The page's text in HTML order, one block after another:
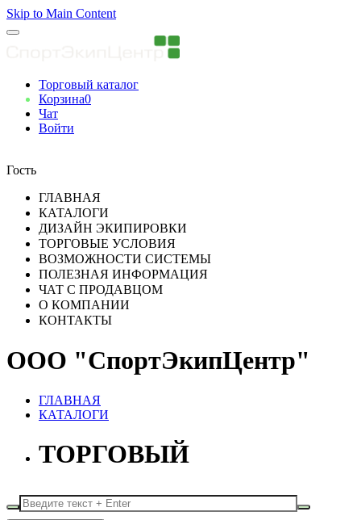
Skip to Main Content
Торговый каталог
Корзина0
Чат
Войти
Гость
ГЛАВНАЯ
КАТАЛОГИ
ДИЗАЙН ЭКИПИРОВКИ
ТОРГОВЫЕ УСЛОВИЯ
ВОЗМОЖНОСТИ СИСТЕМЫ
ПОЛЕЗНАЯ ИНФОРМАЦИЯ
ЧАТ С ПРОДАВЦОМ
О КОМПАНИИ
КОНТАКТЫ
ООО "СпортЭкипЦентр"
ГЛАВНАЯ
КАТАЛОГИ
ТОРГОВЫЙ